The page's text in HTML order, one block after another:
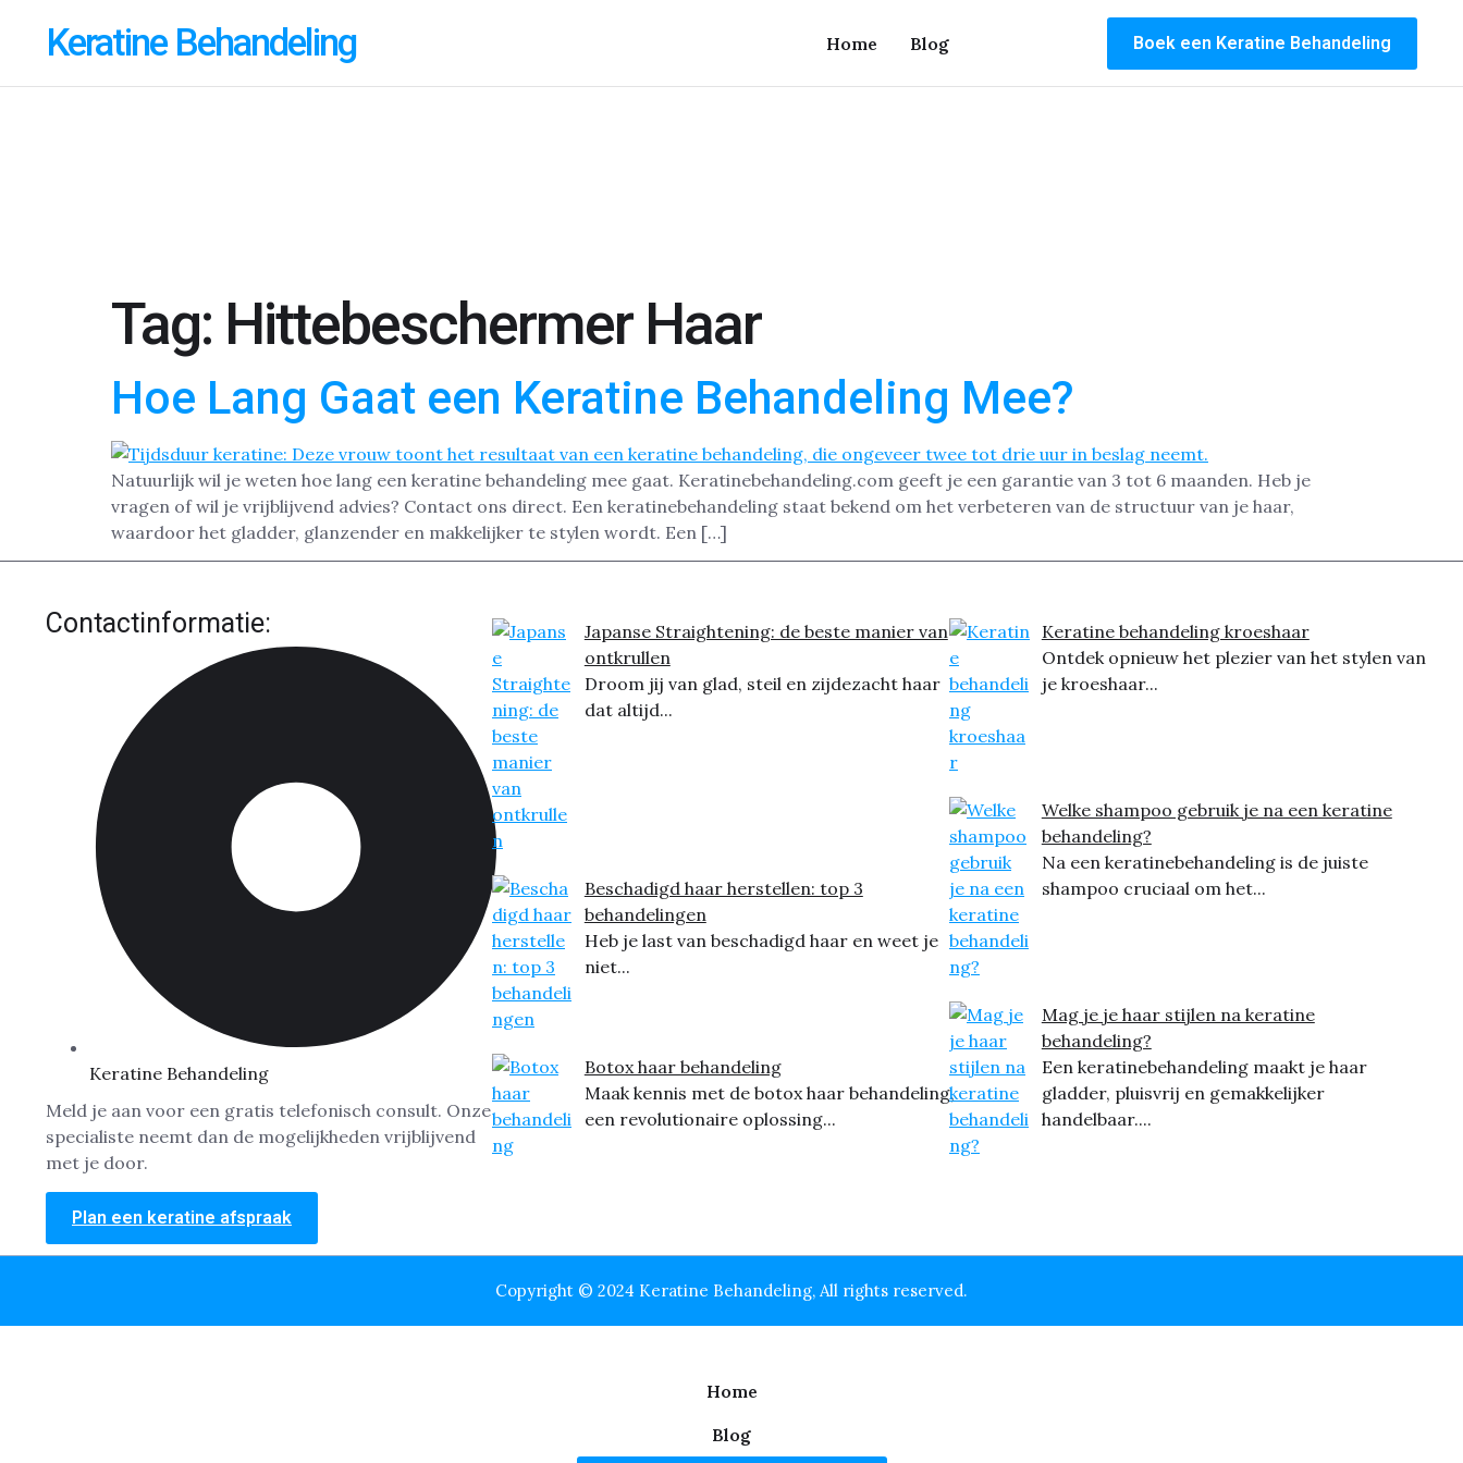
Keratine Behandeling Home Blog Boek een Keratine Behandeling
Tag: Hittebeschermer Haar
Hoe Lang Gaat een Keratine Behandeling Mee?
Natuurlijk wil je weten hoe lang een keratine behandeling mee gaat. Keratinebehandeling.com geeft je een garantie van 3 tot 6 maanden. Heb je
vragen of wil je vrijblijvend advies? Contact ons direct. Een keratinebehandeling staat bekend om het verbeteren van de structuur van je haar,
waardoor het gladder, glanzender en makkelijker te stylen wordt. Een […]
Contactinformatie:
Keratine Behandeling
Meld je aan voor een gratis telefonisch consult. Onze
specialiste neemt dan de mogelijkheden vrijblijvend
met je door.
Plan een keratine afspraak
Japanse Straightening: de beste manier van
ontkrullen
Droom jij van glad, steil en zijdezacht haar
dat altijd...
Beschadigd haar herstellen: top 3
behandelingen
Heb je last van beschadigd haar en weet je
niet...
Botox haar behandeling
Maak kennis met de botox haar behandeling,
een revolutionaire oplossing...
Keratine behandeling kroeshaar
Ontdek opnieuw het plezier van het stylen van
je kroeshaar...
Welke shampoo gebruik je na een keratine
behandeling?
Na een keratinebehandeling is de juiste
shampoo cruciaal om het...
Mag je je haar stijlen na keratine
behandeling?
Een keratinebehandeling maakt je haar
gladder, pluisvrij en gemakkelijker
handelbaar....
Copyright © 2024 Keratine Behandeling, All rights reserved.
Home
Blog